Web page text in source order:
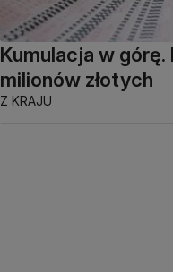
Kumulacja w
milionów złotych
Z KRAJU